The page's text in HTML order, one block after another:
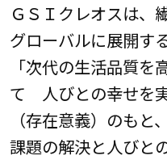
ＧＳＩクレオスは、
グローバルに展開す
「次代の生活品質
て 人びとの幸せを
（存在意義）のも
課題の解決と人びと